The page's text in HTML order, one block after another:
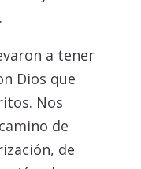
a tener
Dios que
Nos
de
de